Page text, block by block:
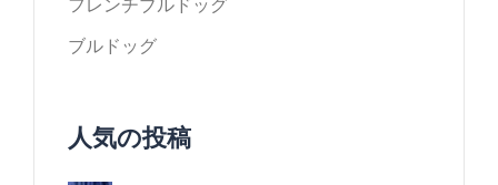
フレンチブルドッグ
ブルドッグ
人気の投稿